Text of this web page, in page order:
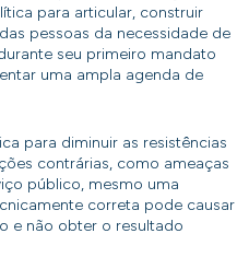
para articular, construir
pessoas da necessidade de
seu primeiro mandato
uma ampla agenda de
para diminuir as resistências
contrárias, como ameaças
público, mesmo uma
correta pode causar
e não obter o resultado